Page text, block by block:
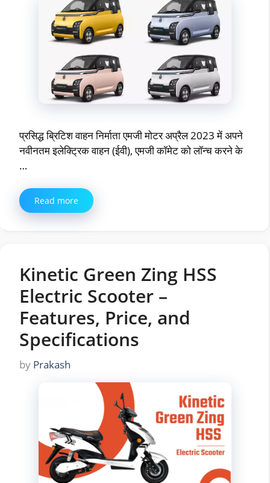
प्रसिद्ध ब्रिटिश वाहन निर्माता एमजी मोटर अप्रैल 2023 में अपने
नवीनतम इलेक्ट्रिक वाहन (ईवी), एमजी कॉमेट को लॉन्च करने के
…
Read more
Kinetic Green Zing HSS
Electric Scooter –
Features, Price, and
Specifications
by Prakash